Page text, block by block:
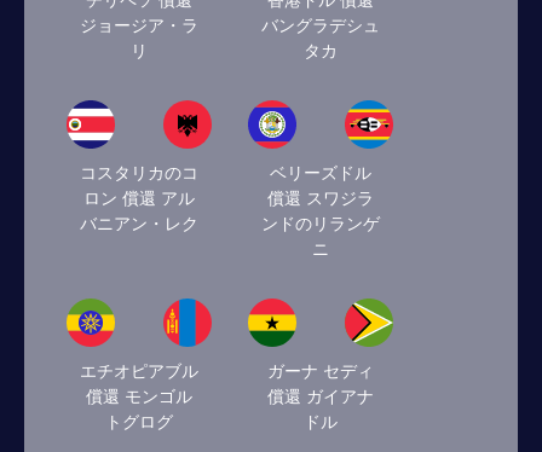
ジョージア・ラ
リ
バングラデシュ
タカ
コスタリカのコ
ロン 償還 アル
バニアン・レク
ベリーズドル
償還 スワジラ
ンドのリランゲ
ニ
エチオピアブル
償還 モンゴル
トグログ
ガーナ セディ
償還 ガイアナ
ドル